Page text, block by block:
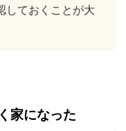
しておくことが大
家になった